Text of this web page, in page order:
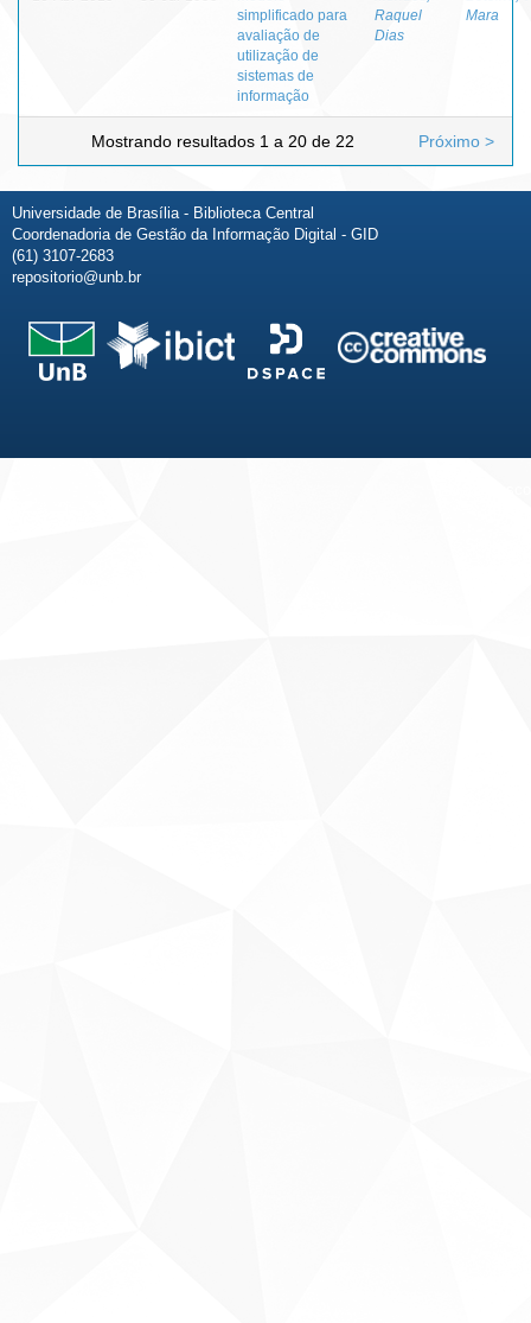
simplificado para
avaliação de
utilização de
sistemas de
informação
Raquel
Dias
Mara
Mostrando resultados 1 a 20 de 22 Próximo >
Universidade de Brasília - Biblioteca Central
Coordenadoria de Gestão da Informação Digital - GID
(61) 3107-2683
repositorio@unb.br